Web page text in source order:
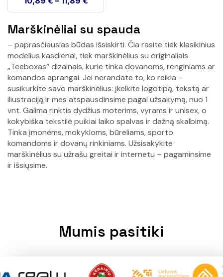
Marškinėliai su spauda
– paprasčiausias būdas išsiskirti. Čia rasite tiek klasikinius
modelius kasdienai, tiek marškinėlius su originaliais
„Teeboxas“ dizainais, kurie tinka dovanoms, renginiams ar
komandos aprangai. Jei nerandate to, ko reikia –
susikurkite savo marškinėlius: įkelkite logotipą, tekstą ar
iliustraciją ir mes atspausdinsime pagal užsakymą, nuo 1
vnt. Galima rinktis dydžius moterims, vyrams ir unisex, o
kokybiška tekstilė puikiai laiko spalvas ir dažną skalbimą.
Tinka įmonėms, mokykloms, būreliams, sporto
komandoms ir dovanų rinkiniams. Užsisakykite
marškinėlius su užrašu greitai ir internetu – pagaminsime
ir išsiųsime.
Mumis pasitiki